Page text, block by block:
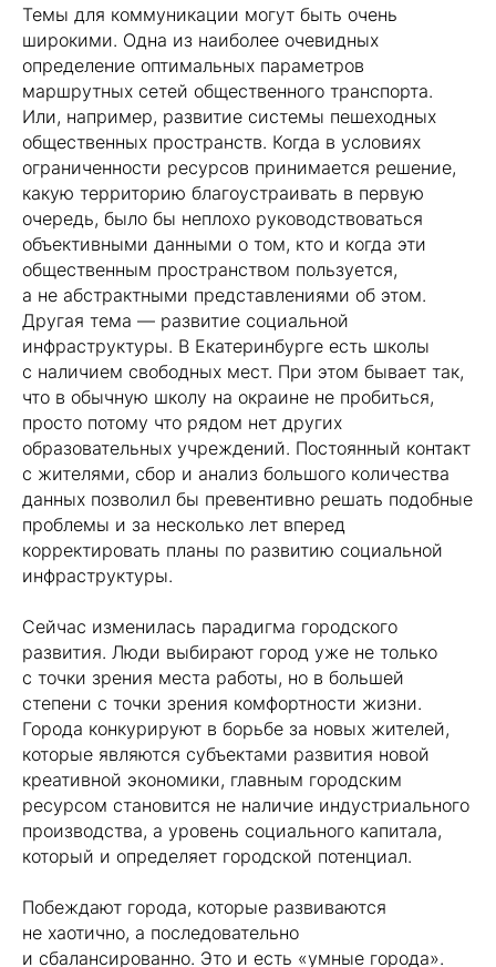
Темы для коммуникации могут быть очень
широкими. Одна из наиболее очевидных
определение оптимальных параметров
маршрутных сетей общественного транспорта.
Или, например, развитие системы пешеходных
общественных пространств. Когда в условиях
ограниченности ресурсов принимается решение,
какую территорию благоустраивать в первую
очередь, было бы неплохо руководствоваться
объективными данными о том, кто и когда эти
общественным пространством пользуется,
а не абстрактными представлениями об этом.
Другая тема — развитие социальной
инфраструктуры. В Екатеринбурге есть школы
с наличием свободных мест. При этом бывает так,
что в обычную школу на окраине не пробиться,
просто потому что рядом нет других
образовательных учреждений. Постоянный контакт
с жителями, сбор и анализ большого количества
данных позволил бы превентивно решать подобные
проблемы и за несколько лет вперед
корректировать планы по развитию социальной
инфраструктуры.
Сейчас изменилась парадигма городского
развития. Люди выбирают город уже не только
с точки зрения места работы, но в большей
степени с точки зрения комфортности жизни.
Города конкурируют в борьбе за новых жителей,
которые являются субъектами развития новой
креативной экономики, главным городским
ресурсом становится не наличие индустриального
производства, а уровень социального капитала,
который и определяет городской потенциал.
Побеждают города, которые развиваются
не хаотично, а последовательно
и сбалансированно. Это и есть «умные города».